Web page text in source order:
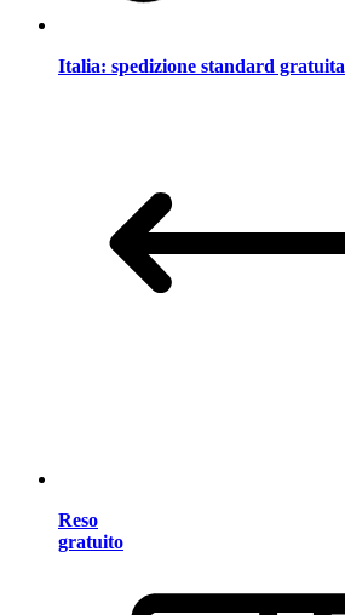
Italia: spedizione standard gratuita
Reso
gratuito